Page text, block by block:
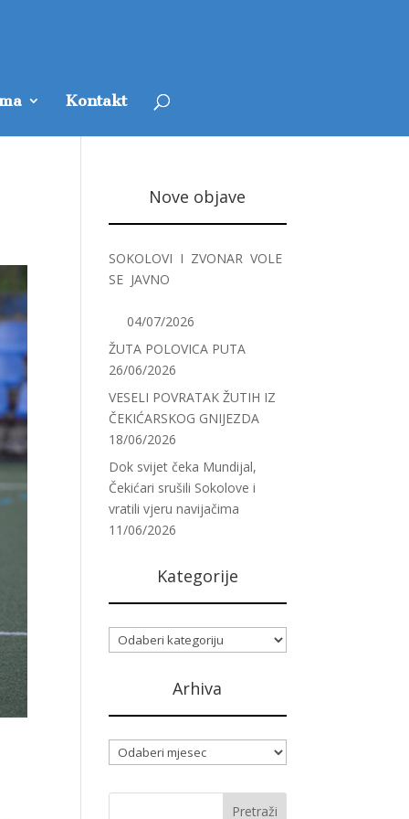
Kontakt
Nove objave
SOKOLOVI I ZVONAR VOLE
SE JAVNO
04/07/2026
ŽUTA POLOVICA PUTA
26/06/2026
VESELI POVRATAK ŽUTIH IZ
ČEKIĆARSKOG GNIJEZDA
18/06/2026
Dok svijet čeka Mundijal,
Čekićari srušili Sokolove i
vratili vjeru navijačima
11/06/2026
Kategorije
Kategorije
Arhiva
Arhiva